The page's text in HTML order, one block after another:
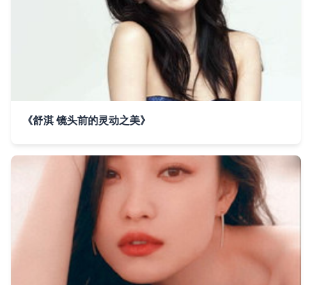
《舒淇 镜头前的灵动之美》